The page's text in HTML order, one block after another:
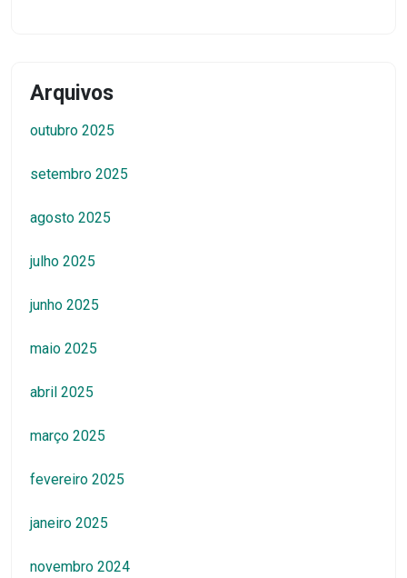
Arquivos
outubro 2025
setembro 2025
agosto 2025
julho 2025
junho 2025
maio 2025
abril 2025
março 2025
fevereiro 2025
janeiro 2025
novembro 2024